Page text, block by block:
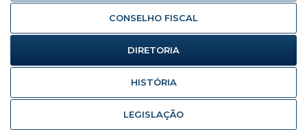
CONSELHO FISCAL
DIRETORIA
HISTÓRIA
LEGISLAÇÃO